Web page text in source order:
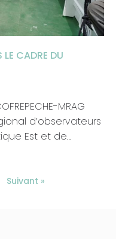
CADRE DU
MRAG
d’observateurs
Est et de…
Suivant »